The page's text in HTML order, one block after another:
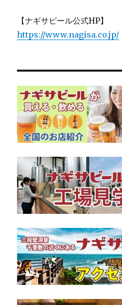
【ナギサビール公式HP】
https://www.nagisa.co.jp/